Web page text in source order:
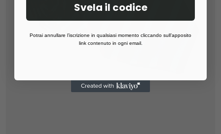
Svela il codice
Potrai annullare l’iscrizione in qualsiasi momento cliccando sull’apposito
link contenuto in ogni email.